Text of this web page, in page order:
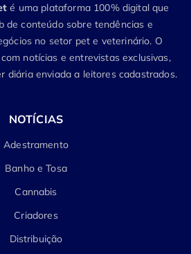
é uma plataforma 100% digital que
de conteúdo sobre tendências e
no setor pet e veterinário. O
notícias e entrevistas exclusivas,
diária enviada a leitores cadastrados.
NOTÍCIAS
Adestramento
Banho e Tosa
Cannabis
Criadores
Distribuição